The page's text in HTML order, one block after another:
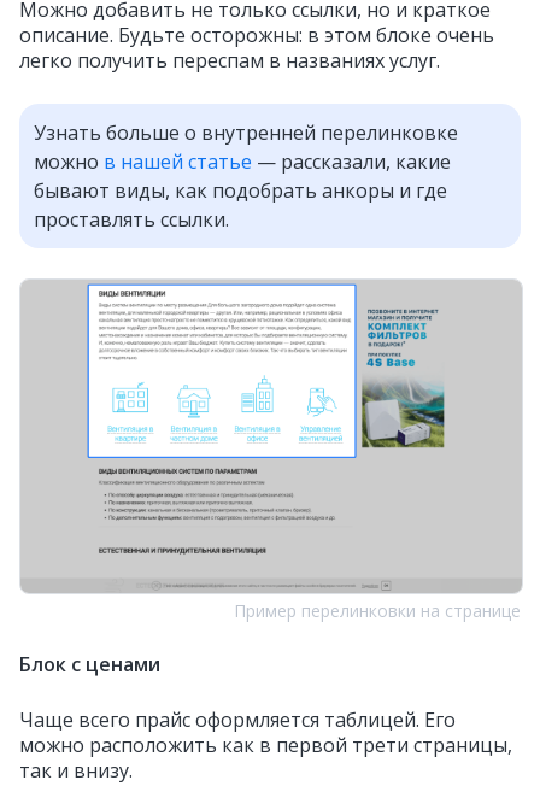
Можно добавить не только ссылки, но и краткое
описание. Будьте осторожны: в этом блоке очень
легко получить переспам в названиях услуг.
Узнать больше о внутренней перелинковке
можно в нашей статье — рассказали, какие
бывают виды, как подобрать анкоры и где
проставлять ссылки.
Пример перелинковки на странице
Блок с ценами
Чаще всего прайс оформляется таблицей. Его
можно расположить как в первой трети страницы,
так и внизу.